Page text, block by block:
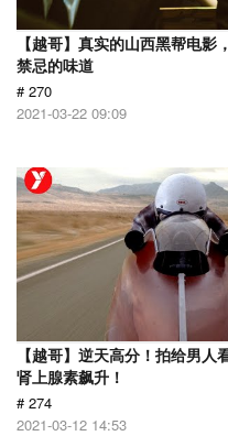
【越哥】真实的山西黑帮电影
禁忌的味道
# 270
2021-03-22 09:09
【越哥】逆天高分！拍给男人
肾上腺素飙升！
# 274
2021-03-12 14:53